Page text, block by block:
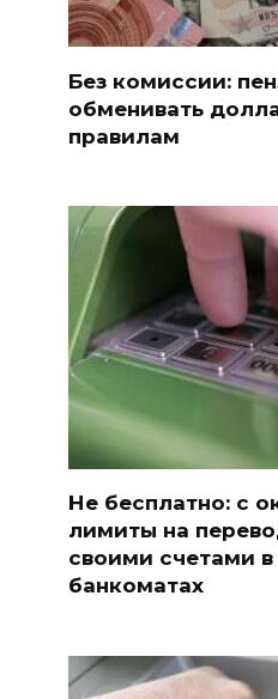
Без комиссии:
обменивать
правилам
Не бесплатно: с
лимиты на
своими счетами
банкоматах